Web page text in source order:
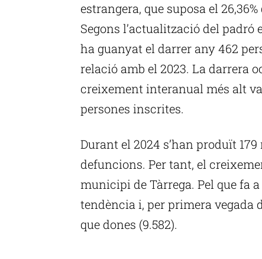
estrangera, que suposa el
Segons l’actualització del padró
ha guanyat el darrer any 462
relació amb el 2023. La darrera
creixement interanual més alt
persones inscrites.
Durant el 2024 s’han produït
defuncions. Per tant, el
municipi de Tàrrega. Pel que fa
tendència i, per primera vegada
que dones (9.582).